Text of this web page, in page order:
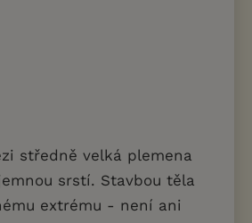
středně velká plemena
srstí. Stavbou těla
extrému - není ani